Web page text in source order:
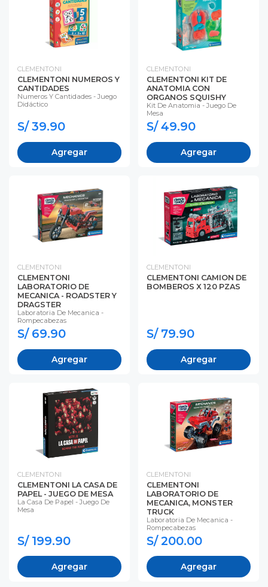
CLEMENTONI
CLEMENTONI NUMEROS Y
CANTIDADES
Numeros Y Cantidades - Juego
Didáctico
S/ 39.90
Agregar
CLEMENTONI
CLEMENTONI KIT DE
ANATOMIA CON
ORGANOS SQUISHY
Kit De Anatomia - Juego De
Mesa
S/ 49.90
Agregar
CLEMENTONI
CLEMENTONI
LABORATORIO DE
MECANICA - ROADSTER Y
DRAGSTER
Laboratoria De Mecanica -
Rompecabezas
S/ 69.90
Agregar
CLEMENTONI
CLEMENTONI CAMION DE
BOMBEROS X 120 PZAS
S/ 79.90
Agregar
CLEMENTONI
CLEMENTONI LA CASA DE
PAPEL - JUEGO DE MESA
La Casa De Papel - Juego De
Mesa
S/ 199.90
Agregar
CLEMENTONI
CLEMENTONI
LABORATORIO DE
MECANICA, MONSTER
TRUCK
Laboratoria De Mecanica -
Rompecabezas
S/ 200.00
Agregar